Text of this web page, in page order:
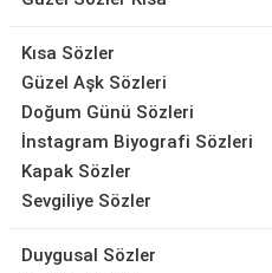
Kısa Sözler
Güzel Aşk Sözleri
Doğum Günü Sözleri
İnstagram Biyografi Sözleri
Kapak Sözler
Sevgiliye Sözler
Duygusal Sözler